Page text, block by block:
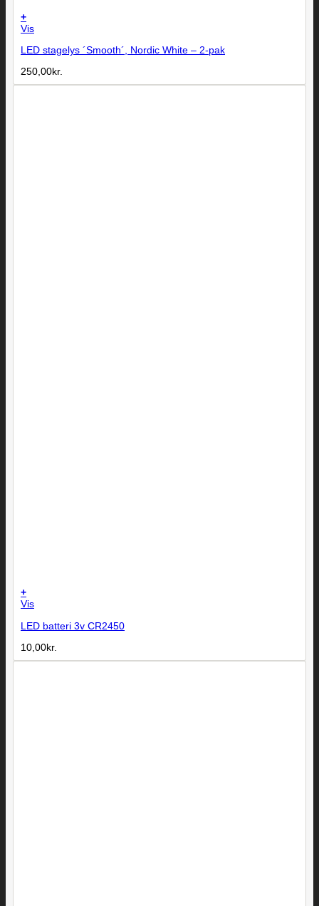
+
Vis
LED stagelys ´Smooth´, Nordic White – 2-pak
250,00kr.
+
Vis
LED batteri 3v CR2450
10,00kr.